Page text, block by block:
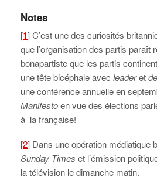
Notes
[1] C’est une des curiosités
que l’organisation des partis
bonapartiste que les partis
une tête bicéphale avec leaderet
une conférence annuelle en
Manifestoen vue des élections
à la française!
[2] Dans une opération médiatique
Sunday Times et l’émission
la télévision le dimanche matin.